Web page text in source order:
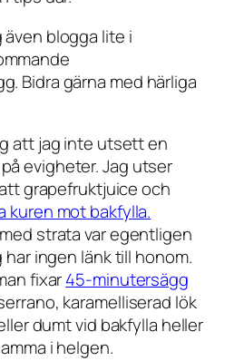
även blogga lite i
Bidra gärna med härliga
att jag inte utsett en
evigheter. Jag utser
grapefruktjuice och
kuren mot bakfylla.
strata var egentligen
har ingen länk till honom.
fixar45-minutersägg
karamelliserad lök
dumt vid bakfylla heller
i helgen.